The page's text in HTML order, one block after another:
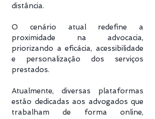
distância.
O cenário atual redefine a
proximidade na advocacia,
priorizando a eficácia, acessibilidade
e personalização dos serviços
prestados.
Atualmente, diversas plataformas
estão dedicadas aos advogados que
trabalham de forma online,